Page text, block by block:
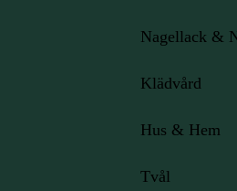
Nagellack &
Klädvård
Hus & Hem
Tvål